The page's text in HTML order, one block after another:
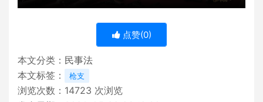
点赞(0)
本文分类： 民事法
本文标签：
枪支
浏览次数： 14723 次浏览